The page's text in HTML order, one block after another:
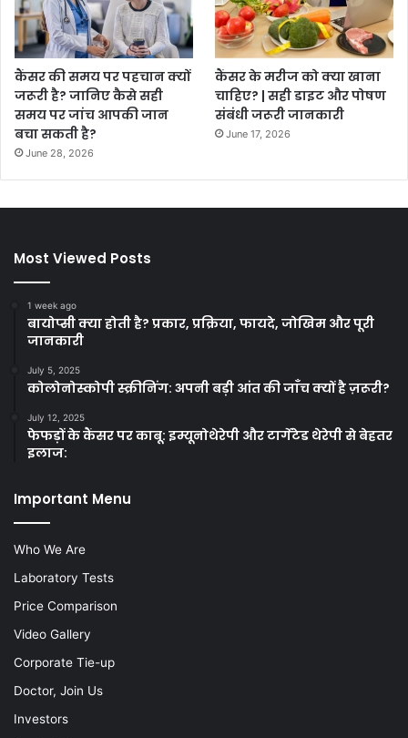
कैंसर की समय पर पहचान क्यों
जरूरी है? जानिए कैसे सही
समय पर जांच आपकी जान
बचा सकती है?
June 28, 2026
कैंसर के मरीज को क्या खाना
चाहिए? | सही डाइट और पोषण
संबंधी जरूरी जानकारी
June 17, 2026
Most Viewed Posts
1 week ago
बायोप्सी क्या होती है? प्रकार, प्रक्रिया, फायदे, जोखिम और पूरी
जानकारी
July 5, 2025
कोलोनोस्कोपी स्क्रीनिंग: अपनी बड़ी आंत की जाँच क्यों है ज़रूरी?
July 12, 2025
फेफड़ों के कैंसर पर काबू: इम्यूनोथेरेपी और टार्गेटेड थेरेपी से बेहतर
इलाज:
Important Menu
Who We Are
Laboratory Tests
Price Comparison
Video Gallery
Corporate Tie-up
Doctor, Join Us
Investors